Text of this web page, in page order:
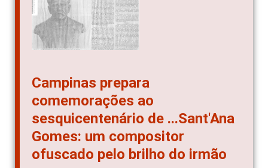
Campinas prepara
comemorações ao
sesquicentenário de ...Sant'Ana
Gomes: um compositor
ofuscado pelo brilho do irmão